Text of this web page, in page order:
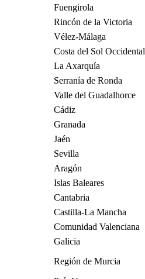
Fuengirola
Rincón de la Victoria
Vélez-Málaga
Costa del Sol Occidental
La Axarquía
Serranía de Ronda
Valle del Guadalhorce
Cádiz
Granada
Jaén
Sevilla
Aragón
Islas Baleares
Cantabria
Castilla-La Mancha
Comunidad Valenciana
Galicia
Región de Murcia